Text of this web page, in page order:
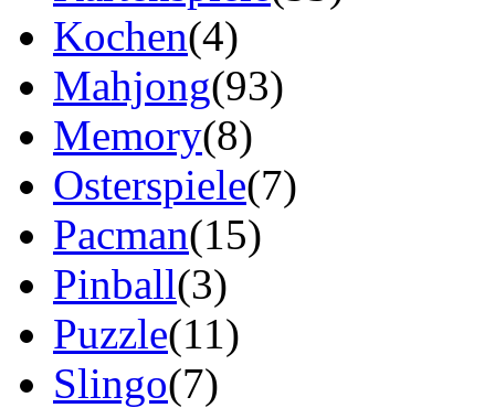
Kochen(4)
Mahjong(93)
Memory(8)
Osterspiele(7)
Pacman(15)
Pinball(3)
Puzzle(11)
Slingo(7)